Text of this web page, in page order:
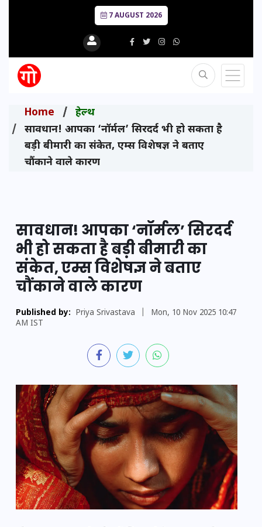
7 AUGUST 2026
Home
हेल्थ
सावधान! आपका ‘नॉर्मल’ सिरदर्द भी हो सकता है
बड़ी बीमारी का संकेत, एम्स विशेषज्ञ ने बताए
चौंकाने वाले कारण
सावधान! आपका ‘नॉर्मल’ सिरदर्द
भी हो सकता है बड़ी बीमारी का
संकेत, एम्स विशेषज्ञ ने बताए
चौंकाने वाले कारण
Published by: Priya Srivastava
Mon, 10 Nov 2025 10:47
AM IST